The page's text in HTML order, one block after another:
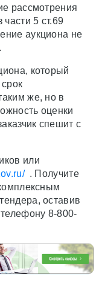
рассмотрения
5 ст.69
аукциона не
который
же, но в
оценки
спешит с
или
. Получите
оставив
8-800-